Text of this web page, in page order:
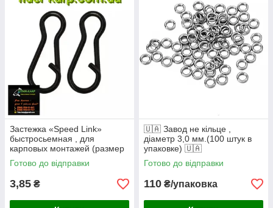
Застежка «Speed Link»
быстросьемная , для
карповых монтажей (размер
L 0,6x12,5 мм)
Готово до відправки
3,85 ₴
🇺🇦 Завод не кільце ,
діаметр 3,0 мм.(100 штук в
упаковке) 🇺🇦
Готово до відправки
110 ₴/упаковка